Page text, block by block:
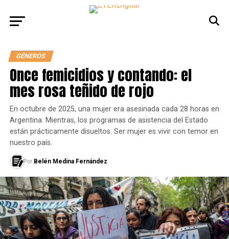
GÉNEROS
Once femicidios y contando: el
mes rosa teñido de rojo
En octubre de 2025, una mujer era asesinada cada 28 horas en
Argentina. Mientras, los programas de asistencia del Estado
están prácticamente disueltos. Ser mujer es vivir con temor en
nuestro país.
Por Belén Medina Fernández